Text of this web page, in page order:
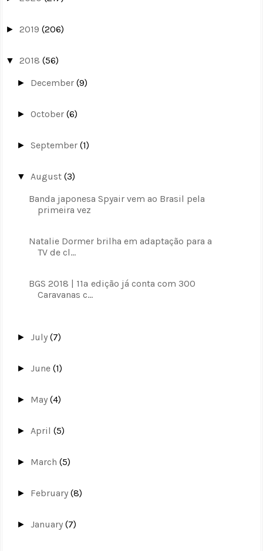
► 2019 (206)
▼ 2018 (56)
► December(9)
►October(6)
►September(1)
▼ August(3)
Banda japonesa Spyair vem ao Brasil pela
primeira vez
Natalie Dormer brilha em adaptação para a
TV de cl...
BGS 2018 | 11ª edição já conta com 300
Caravanas c...
►July(7)
►June(1)
► May(4)
► April(5)
► March(5)
► February(8)
►January(7)